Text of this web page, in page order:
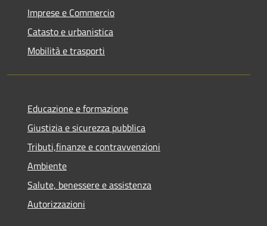
Imprese e Commercio
Catasto e urbanistica
Mobilità e trasporti
Educazione e formazione
Giustizia e sicurezza pubblica
Tributi,finanze e contravvenzioni
Ambiente
Salute, benessere e assistenza
Autorizzazioni